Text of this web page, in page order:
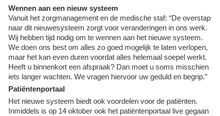
Wennen aan een nieuw systeem
Vanuit het zorgmanagement en de medische staf: “De overstap
naar dit nieuwesysteem zorgt voor veranderingen in ons werk.
Wij hebben tijd nodig om te wennen aan het nieuwe systeem.
We doen ons best om alles zo goed mogelijk te laten verlopen,
maar het kan even duren voordat alles helemaal soepel werkt.
Heeft u binnenkort een afspraak? Dan moet u soms misschien
iets langer wachten. We vragen hiervoor uw geduld en begrip.”
Patiëntenportaal
Het nieuwe systeem biedt ook voordelen voor de patiënten.
Inmiddels is op 14 oktober ook het patiëntenportaal live gegaan